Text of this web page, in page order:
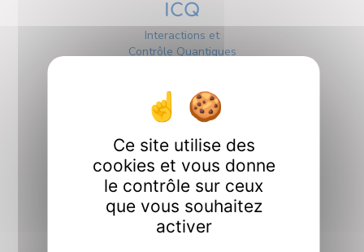
ICQ
Interactions et
Contrôle Quantiques
Interfaces
Ce site utilise des
cookies et vous donne
le contrôle sur ceux
que vous souhaitez
activer